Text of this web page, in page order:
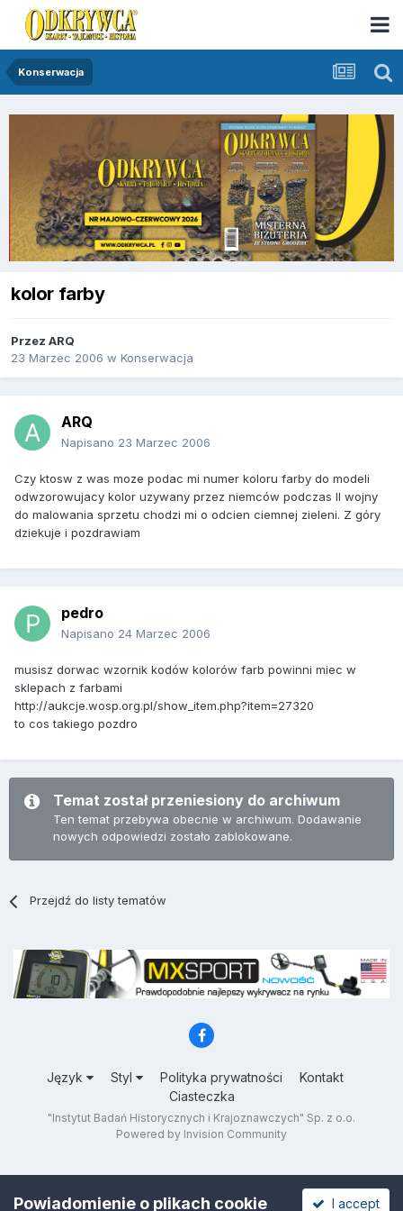
Konserwacja
kolor farby
Przez ARQ
23 Marzec 2006 w Konserwacja
ARQ
Napisano 23 Marzec 2006
Czy ktosw z was moze podac mi numer koloru farby do modeli
odwzorowujacy kolor uzywany przez niemców podczas II wojny
do malowania sprzetu chodzi mi o odcien ciemnej zieleni. Z góry
dziekuje i pozdrawiam
pedro
Napisano 24 Marzec 2006
musisz dorwac wzornik kodów kolorów farb powinni miec w
sklepach z farbami
http://aukcje.wosp.org.pl/show_item.php?item=27320
to cos takiego pozdro
Temat został przeniesiony do archiwum
Ten temat przebywa obecnie w archiwum. Dodawanie
nowych odpowiedzi zostało zablokowane.
Przejdź do listy tematów
Język Styl Polityka prywatności
Kontakt
Ciasteczka
"Instytut Badań Historycznych i Krajoznawczych" Sp. z o.o.
Powered by Invision Community
Powiadomienie o plikach cookie I accept